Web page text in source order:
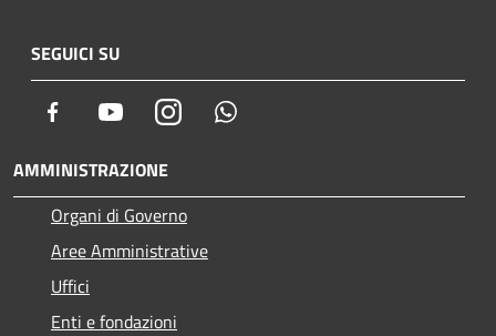
SEGUICI SU
Facebook YoutubeInstagram
AMMINISTRAZIONE
Organi di Governo
Aree Amministrative
Uffici
Enti e fondazioni